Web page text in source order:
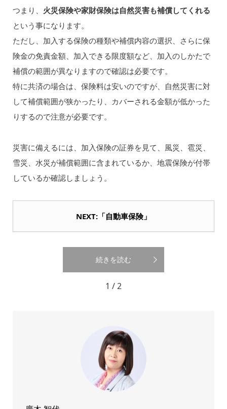
つまり、 火災保険や家財保険は自然災害も補償してくれる
という事になります。
ただし、加入する保険の種類や補償内容の選択、さらに保
険金の免責金額、加入できる限度額など、加入のしかたで
補償の範囲が異なりますので確認は必要です。
特に共済の場合は、保険料は安いのですが、自然災害に対
して補償範囲が狭かったり、カバーされる金額が低かった
りするので注意が必要です。
災害に備えるには、加入保険の証券を見て、風災、雹災、
雪災、水災が補償範囲に含まれているか、地震保険が付帯
しているか確認しましょう。
NEXT:「自動車保険」
続きを読む
1 / 2